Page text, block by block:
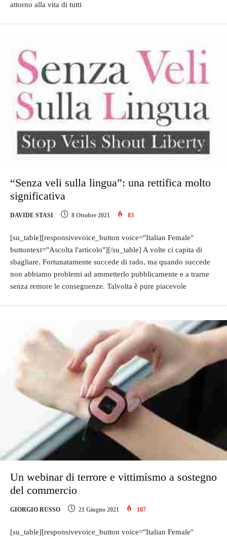
attorno alla vita di tutti
“Senza veli sulla lingua”: una rettifica molto
significativa
DAVIDE STASI 8 Ottobre 2021 83
[su_table][responsivevoice_button voice="Italian Female"
buttontext="Ascolta l'articolo"][/su_table] A volte ci capita di
sbagliare. Fortunatamente succede di rado, ma quando succede
non abbiamo problemi ad ammetterlo pubblicamente e a trarne
senza remore le conseguenze. Talvolta è pure piacevole
Un webinar di terrore e vittimismo a sostegno
del commercio
GIORGIO RUSSO 21 Giugno 2021 107
[su_table][responsivevoice_button voice="Italian Female"